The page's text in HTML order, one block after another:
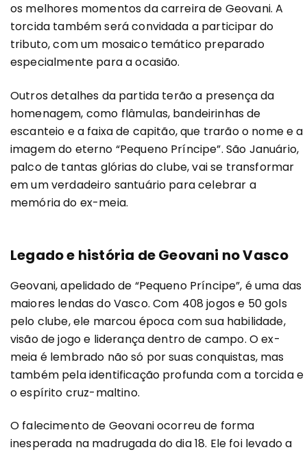
os melhores momentos da carreira de Geovani. A
torcida também será convidada a participar do
tributo, com um mosaico temático preparado
especialmente para a ocasião.
Outros detalhes da partida terão a presença da
homenagem, como flâmulas, bandeirinhas de
escanteio e a faixa de capitão, que trarão o nome e a
imagem do eterno “Pequeno Príncipe”. São Januário,
palco de tantas glórias do clube, vai se transformar
em um verdadeiro santuário para celebrar a
memória do ex-meia.
Legado e história de Geovani no Vasco
Geovani, apelidado de “Pequeno Príncipe”, é uma das
maiores lendas do Vasco. Com 408 jogos e 50 gols
pelo clube, ele marcou época com sua habilidade,
visão de jogo e liderança dentro de campo. O ex-
meia é lembrado não só por suas conquistas, mas
também pela identificação profunda com a torcida e
o espírito cruz-maltino.
O falecimento de Geovani ocorreu de forma
inesperada na madrugada do dia 18. Ele foi levado a